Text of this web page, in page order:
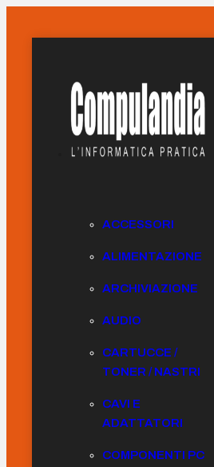
ACCESSORI
ALIMENTAZIONE
ARCHIVIAZIONE
AUDIO
CARTUCCE /
TONER / NASTRI
CAVI E
ADATTATORI
COMPONENTI PC